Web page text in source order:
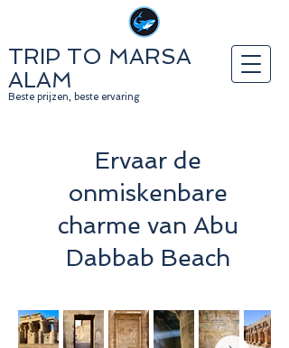
TRIP TO MARSA
ALAM
Beste prijzen, beste ervaring
Ervaar de
onmiskenbare
charme van Abu
Dabbab Beach